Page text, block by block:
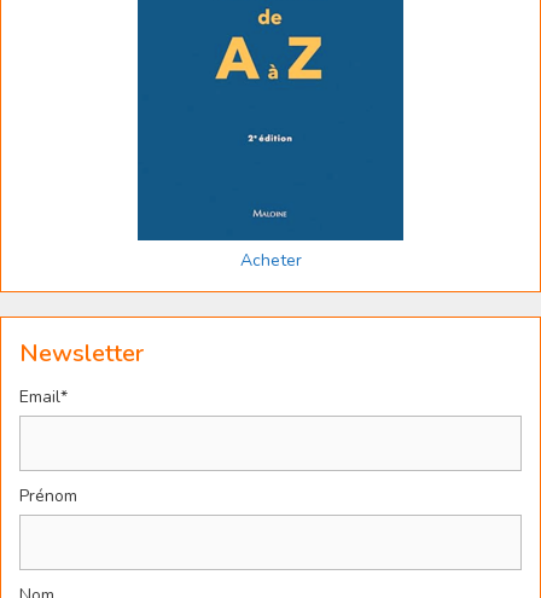
Acheter
Newsletter
Email*
Prénom